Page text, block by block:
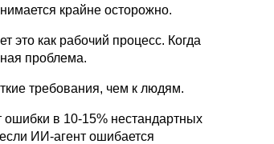
крайне осторожно.
это как рабочий процесс. Когда
проблема.
требования, чем к людям.
ошибки в 10-15% нестандартных
ИИ-агент ошибается